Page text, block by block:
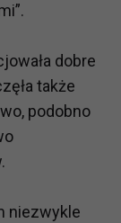
dobre
także
podobno
niezwykle